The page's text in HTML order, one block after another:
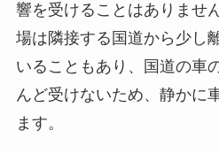
響を受けることはありませ
場は隣接する国道から少し
いることもあり、国道の車
んど受けないため、静かに
ます。